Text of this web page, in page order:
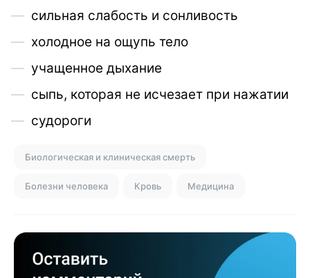
сильная слабость и сонливость
холодное на ощупь тело
учащенное дыхание
сыпь, которая не исчезает при нажатии
судороги
Биологическая и клиническая смерть
Болезни человека Кровь Медицина